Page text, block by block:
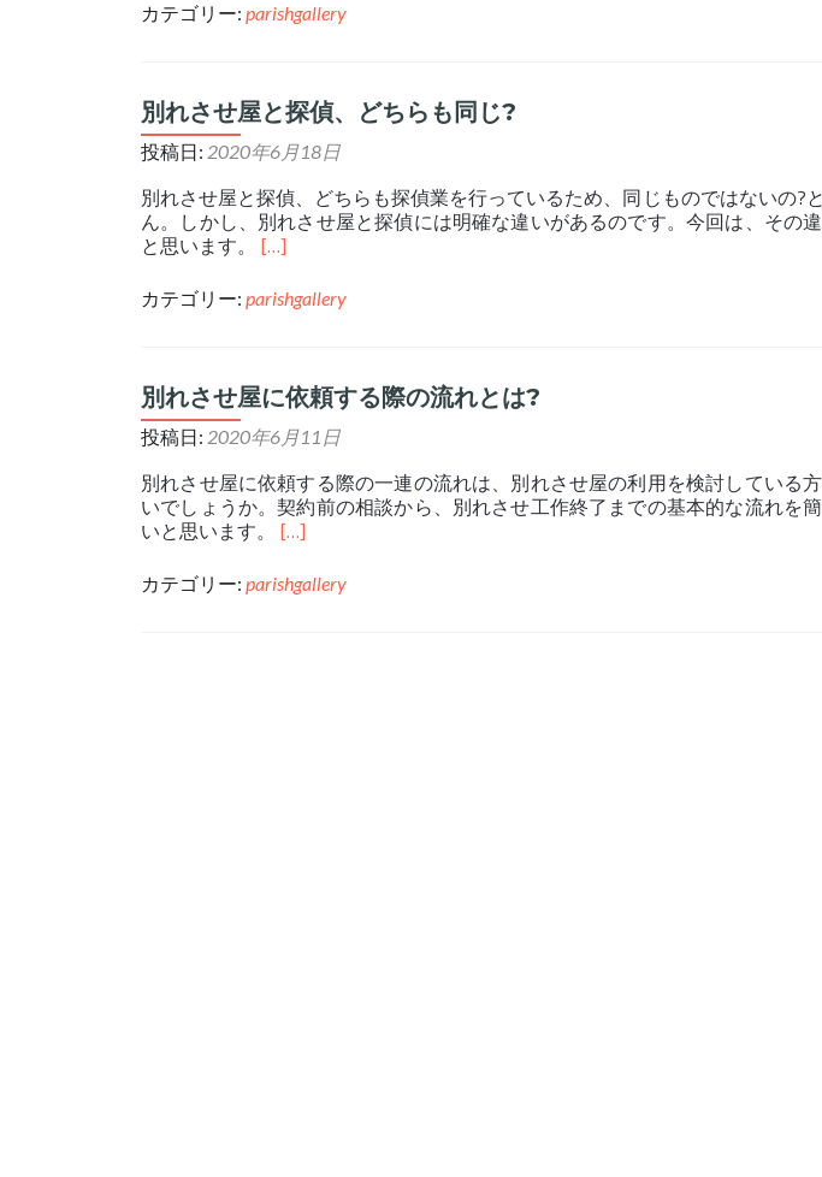
カテゴリー: parishgallery
別れさせ屋と探偵、どちらも同じ?
投稿日: 2020年6月18日
別れさせ屋と探偵、どちらも探偵業を行っているため、同じものではないの?
ん。しかし、別れさせ屋と探偵には明確な違いがあるのです。今回は、その
と思います。 […]
カテゴリー: parishgallery
別れさせ屋に依頼する際の流れとは?
投稿日: 2020年6月11日
別れさせ屋に依頼する際の一連の流れは、別れさせ屋の利用を検討している
いでしょうか。契約前の相談から、別れさせ工作終了までの基本的な流れを
いと思います。 […]
カテゴリー: parishgallery